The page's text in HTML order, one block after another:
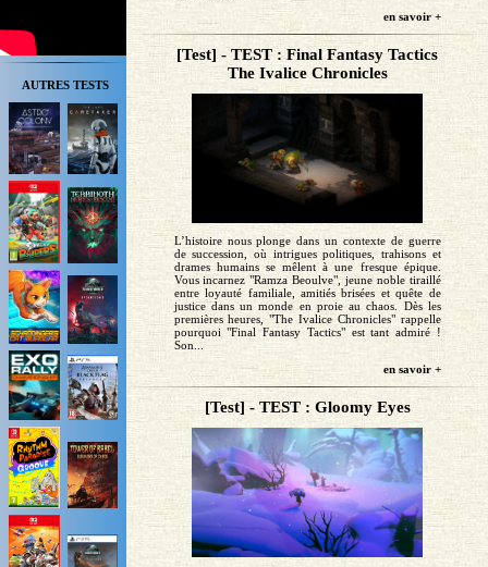
AUTRES TESTS
en savoir +
[Test] - TEST : Final Fantasy Tactics
The Ivalice Chronicles
L’histoire nous plonge dans un contexte de guerre
de succession, où intrigues politiques, trahisons et
drames humains se mêlent à une fresque épique.
Vous incarnez "Ramza Beoulve", jeune noble tiraillé
entre loyauté familiale, amitiés brisées et quête de
justice dans un monde en proie au chaos. Dès les
premières heures, "The Ivalice Chronicles" rappelle
pourquoi "Final Fantasy Tactics" est tant admiré !
Son...
en savoir +
[Test] - TEST : Gloomy Eyes